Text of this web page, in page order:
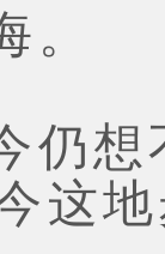
不
这